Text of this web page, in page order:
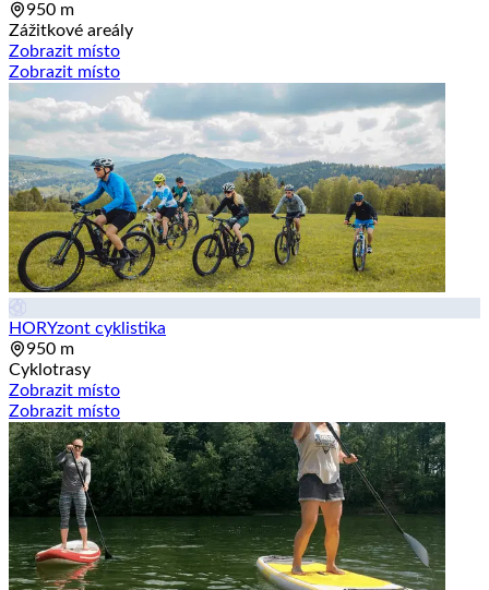
950 m
Zážitkové areály
Zobrazit místo
Zobrazit místo
HORYzont cyklistika
950 m
Cyklotrasy
Zobrazit místo
Zobrazit místo